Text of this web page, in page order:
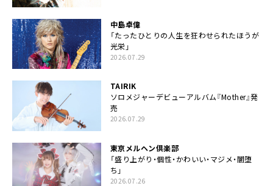
中島卓偉
「たったひとりの人生を狂わせられたほうが
光栄」
2026.07.29
TAIRIK
ソロメジャーデビューアルバム『Mother』発
売
2026.07.29
東京メルヘン倶楽部
「盛り上がり・個性・かわいい・マジメ・闇堕
ち」
2026.07.26